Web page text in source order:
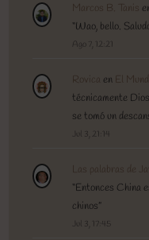
Marcos B. Tanis
“Wao, bello.
Ago 7, 12:21
Rovica en El
técnicamente
se tomó un
Jul 3, 21:14
Las palabras de
“Entonces China
chinos”
Jul 3, 17:45